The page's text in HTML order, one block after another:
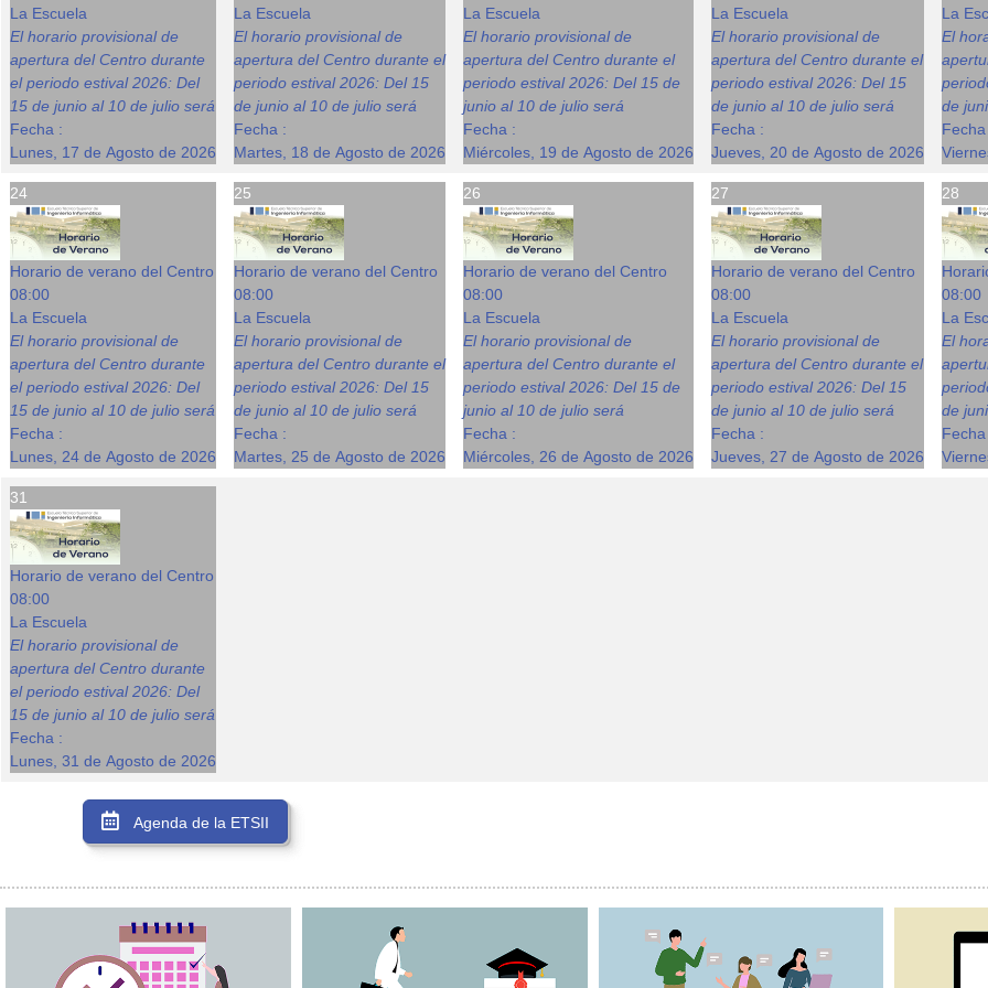
La Escuela
El horario provisional de
apertura del Centro durante
el periodo estival 2026: Del
15 de junio al 10 de julio será
Fecha :
Lunes, 17 de Agosto de 2026
La Escuela
El horario provisional de
apertura del Centro durante el
periodo estival 2026: Del 15
de junio al 10 de julio será
Fecha :
Martes, 18 de Agosto de 2026
La Escuela
El horario provisional de
apertura del Centro durante el
periodo estival 2026: Del 15 de
junio al 10 de julio será
Fecha :
Miércoles, 19 de Agosto de 2026
La Escuela
El horario provisional de
apertura del Centro durante el
periodo estival 2026: Del 15
de junio al 10 de julio será
Fecha :
Jueves, 20 de Agosto de 2026
La
El
de
24
Horario de verano del Centro
08:00
La Escuela
El horario provisional de
apertura del Centro durante
el periodo estival 2026: Del
15 de junio al 10 de julio será
Fecha :
Lunes, 24 de Agosto de 2026
25
Horario de verano del Centro
08:00
La Escuela
El horario provisional de
apertura del Centro durante el
periodo estival 2026: Del 15
de junio al 10 de julio será
Fecha :
Martes, 25 de Agosto de 2026
26
Horario de verano del Centro
08:00
La Escuela
El horario provisional de
apertura del Centro durante el
periodo estival 2026: Del 15 de
junio al 10 de julio será
Fecha :
Miércoles, 26 de Agosto de 2026
27
Horario de verano del Centro
08:00
La Escuela
El horario provisional de
apertura del Centro durante el
periodo estival 2026: Del 15
de junio al 10 de julio será
Fecha :
Jueves, 27 de Agosto de 2026
28
08:00
La
El
de
31
Horario de verano del Centro
08:00
La Escuela
El horario provisional de
apertura del Centro durante
el periodo estival 2026: Del
15 de junio al 10 de julio será
Fecha :
Lunes, 31 de Agosto de 2026
Agenda de la ETSII